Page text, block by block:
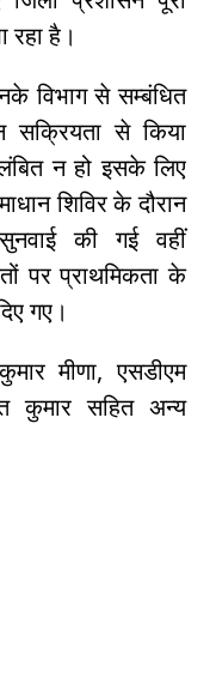
रहा है।
विभाग से सम्बंधित
सक्रियता से किया
न हो इसके लिए
शिविर के दौरान
की गई वहीं
पर प्राथमिकता के
गए।
मीणा, एसडीएम
कुमार सहित अन्य